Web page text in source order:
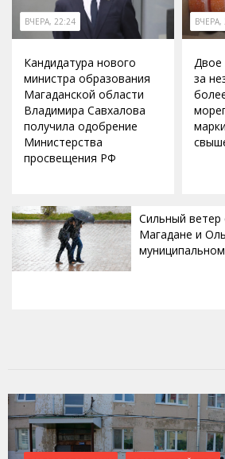
ВЧЕРА, 22:24
Кандидатура нового
министра образования
Магаданской области
Владимира Савхалова
получила одобрение
Министерства
просвещения РФ
ВЧЕРА,
Двое
за
Сильный ветер
Магадане и